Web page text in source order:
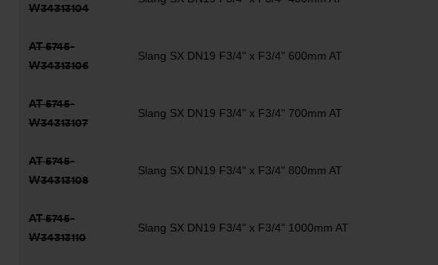
W34313104
AT 5745-
W34313106
Slang SX DN19 F3/4" x F3/4" 600mm AT
AT 5745-
W34313107
Slang SX DN19 F3/4" x F3/4" 700mm AT
AT 5745-
W34313108
Slang SX DN19 F3/4" x F3/4" 800mm AT
AT 5745-
W34313110
Slang SX DN19 F3/4" x F3/4" 1000mm AT